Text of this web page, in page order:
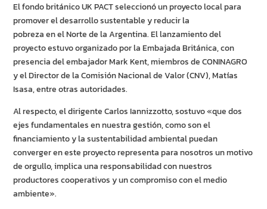
El fondo británico UK PACT seleccionó un proyecto local para
promover el desarrollo sustentable y reducir la
pobreza en el Norte de la Argentina. El lanzamiento del
proyecto estuvo organizado por la Embajada Británica, con
presencia del embajador Mark Kent, miembros de CONINAGRO
y el Director de la Comisión Nacional de Valor (CNV), Matías
Isasa, entre otras autoridades.
Al respecto, el dirigente Carlos Iannizzotto, sostuvo «que dos
ejes fundamentales en nuestra gestión, como son el
financiamiento y la sustentabilidad ambiental puedan
converger en este proyecto representa para nosotros un motivo
de orgullo, implica una responsabilidad con nuestros
productores cooperativos y un compromiso con el medio
ambiente».